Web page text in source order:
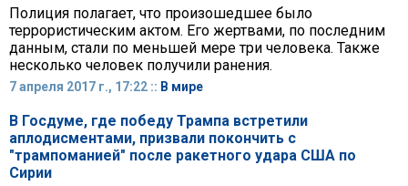
Полиция полагает, что произошедшее было
террористическим актом. Его жертвами, по последним
данным, стали по меньшей мере три человека. Также
несколько человек получили ранения.
7 апреля 2017 г., 17:22 :: В мире
В Госдуме, где победу Трампа встретили
аплодисментами, призвали покончить с
"трампоманией" после ракетного удара США по
Сирии